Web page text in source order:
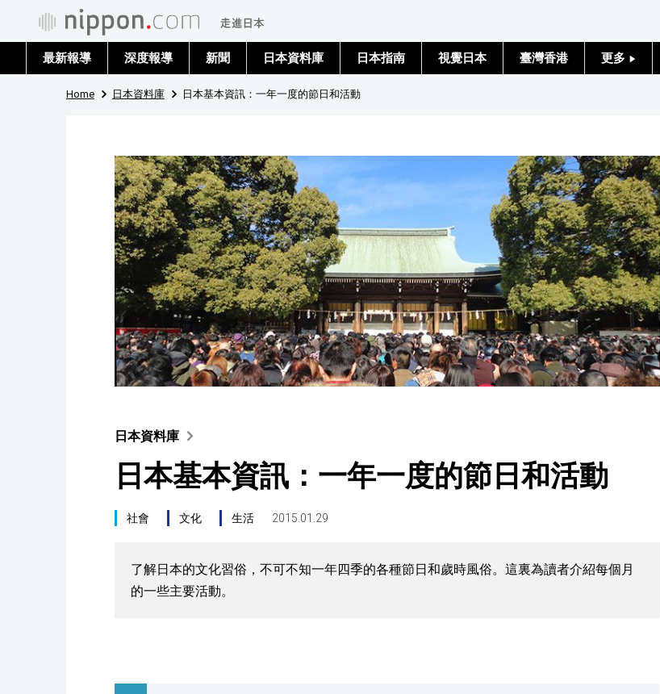
最新報導 深度報導 新聞 日本資料庫 日本指南 視覺日本 臺灣香港 更多
政治外交
社會
財經
文化
科學技術
生活
東京
Home 日本資料庫 日本基本資訊：一年一度的節日和活動
日本資料庫
日本基本資訊：一年一度的節日和活動
社會 文化 生活 2015.01.29
了解日本的文化習俗，不可不知一年四季的各種節日和歲時風俗。這裏為讀者介紹每個月
的一些主要活動。